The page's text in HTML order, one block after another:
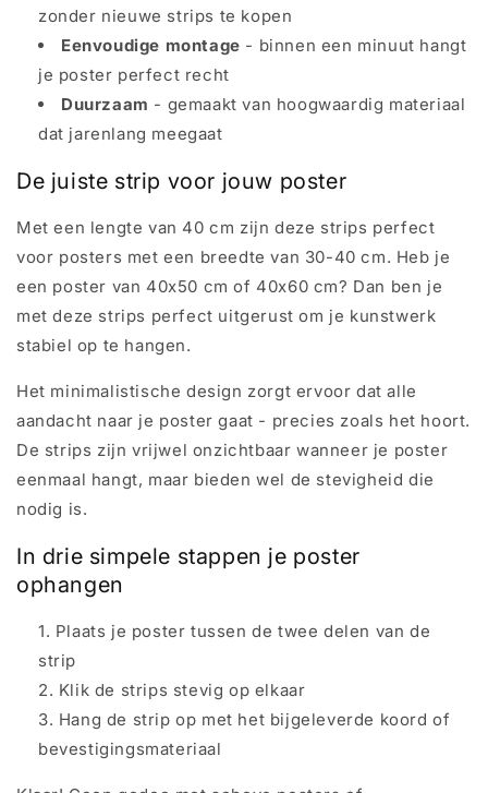
zonder nieuwe strips te kopen
Eenvoudige montage - binnen een minuut hangt
je poster perfect recht
Duurzaam - gemaakt van hoogwaardig materiaal
dat jarenlang meegaat
De juiste strip voor jouw poster
Met een lengte van 40 cm zijn deze strips perfect
voor posters met een breedte van 30-40 cm. Heb je
een poster van 40x50 cm of 40x60 cm? Dan ben je
met deze strips perfect uitgerust om je kunstwerk
stabiel op te hangen.
Het minimalistische design zorgt ervoor dat alle
aandacht naar je poster gaat - precies zoals het hoort.
De strips zijn vrijwel onzichtbaar wanneer je poster
eenmaal hangt, maar bieden wel de stevigheid die
nodig is.
In drie simpele stappen je poster
ophangen
Plaats je poster tussen de twee delen van de
strip
Klik de strips stevig op elkaar
Hang de strip op met het bijgeleverde koord of
bevestigingsmateriaal